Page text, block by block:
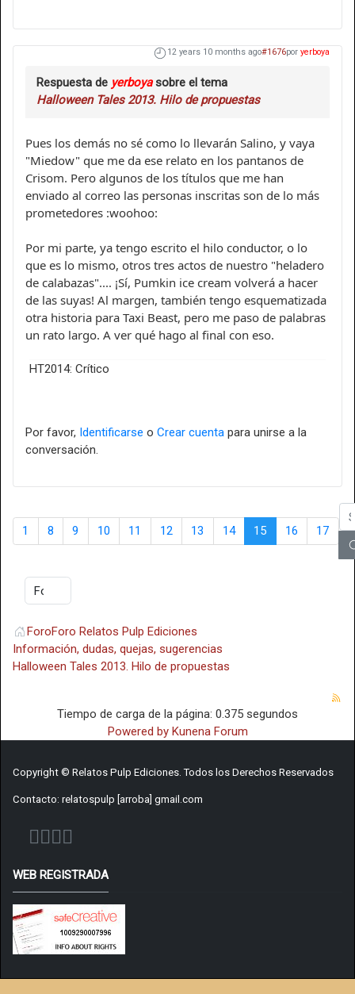
12 years 10 months ago#1676por yerboya
Respuesta de yerboyasobre el tema
Halloween Tales 2013. Hilo de propuestas
Pues los demás no sé como lo llevarán Salino, y vaya
"Miedow" que me da ese relato en los pantanos de
Crisom. Pero algunos de los títulos que me han
enviado al correo las personas inscritas son de lo más
prometedores :woohoo:
Por mi parte, ya tengo escrito el hilo conductor, o lo
que es lo mismo, otros tres actos de nuestro "heladero
de calabazas".... ¡Sí, Pumkin ice cream volverá a hacer
de las suyas! Al margen, también tengo esquematizada
otra historia para Taxi Beast, pero me paso de palabras
un rato largo. A ver qué hago al final con eso.
HT2014: Crítico
Por favor, Identificarse o Crear cuenta para unirse a la
conversación.
1 8 9 10 11 12 13 14 15 16 17
ForoForo Relatos Pulp Ediciones
Información, dudas, quejas, sugerencias
Halloween Tales 2013. Hilo de propuestas
Tiempo de carga de la página: 0.375 segundos
Powered by Kunena Forum
Copyright © Relatos Pulp Ediciones. Todos los Derechos Reservados
Contacto: relatospulp [arroba] gmail.com
WEB REGISTRADA